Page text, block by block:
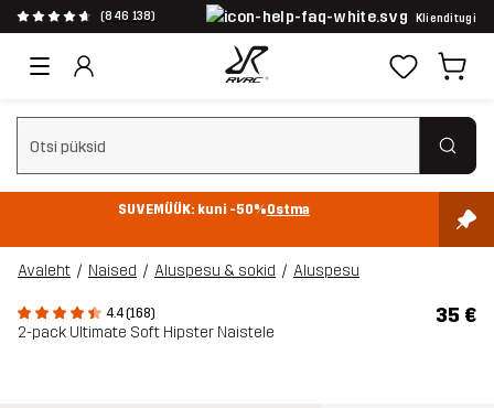
(846 138) Klienditugi
Tühjenda otsing
SUVEMÜÜK: kuni -50%Ostma
Avaleht Naised Aluspesu & sokid Aluspesu
4.4 (168)
2-pack Ultimate Soft Hipster Naistele
35 €